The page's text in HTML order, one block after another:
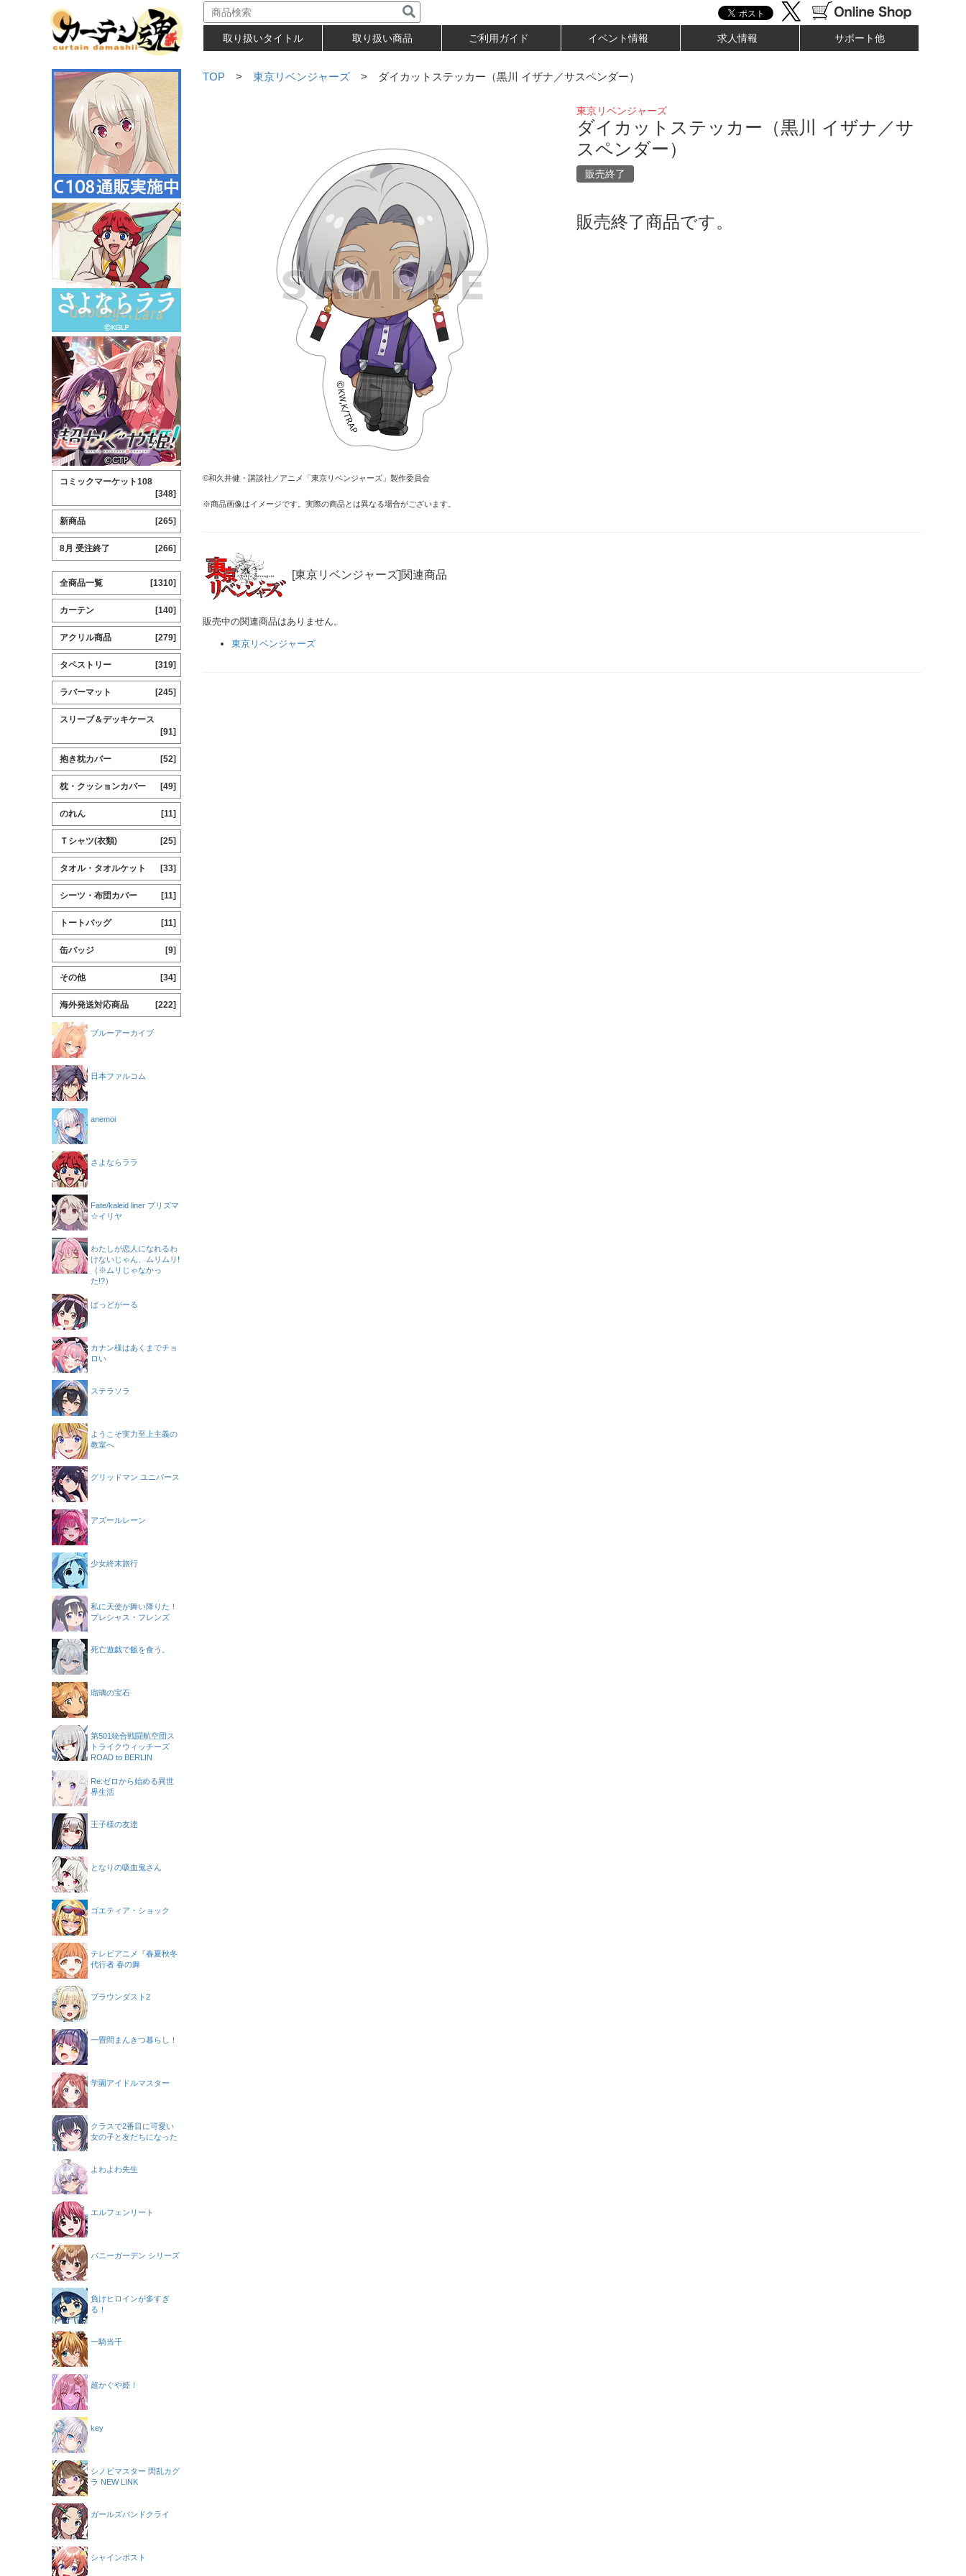
取り扱いタイトル 取り扱い商品 ご利用ガイド イベント情報 求人情報 サポート他
TOP > 東京リベンジャーズ > ダイカットステッカー（黒川 イザナ／サスペンダー）
©和久井健・講談社／アニメ「東京リベンジャーズ」製作委員会
※商品画像はイメージです。実際の商品とは異なる場合がございます。
東京リベンジャーズ
ダイカットステッカー（黒川 イザナ／サ
スペンダー）
販売終了
販売終了商品です。
[東京リベンジャーズ]関連商品
販売中の関連商品はありません。
東京リベンジャーズ
コミックマーケット108
[348]
新商品 [265]
8月 受注終了 [266]
全商品一覧 [1310]
カーテン [140]
アクリル商品 [279]
タペストリー [319]
ラバーマット [245]
スリーブ＆デッキケース
[91]
抱き枕カバー [52]
枕・クッションカバー [49]
のれん [11]
Ｔシャツ(衣類) [25]
タオル・タオルケット [33]
シーツ・布団カバー [11]
トートバッグ [11]
缶バッジ [9]
その他 [34]
海外発送対応商品 [222]
ブルーアーカイブ
日本ファルコム
anemoi
さよならララ
Fate/kaleid liner プリズマ
☆イリヤ
わたしが恋人になれるわ
けないじゃん、ムリムリ!
（※ムリじゃなかっ
た!?）
ばっどがーる
カナン様はあくまでチョ
ロい
ステラソラ
ようこそ実力至上主義の
教室へ
グリッドマン ユニバース
アズールレーン
少女終末旅行
私に天使が舞い降りた！
プレシャス・フレンズ
死亡遊戯で飯を食う。
瑠璃の宝石
第501統合戦闘航空団ス
トライクウィッチーズ
ROAD to BERLIN
Re:ゼロから始める異世
界生活
王子様の友達
となりの吸血鬼さん
ゴエティア・ショック
テレビアニメ『春夏秋冬
代行者 春の舞
ブラウンダスト2
一畳間まんきつ暮らし！
学園アイドルマスター
クラスで2番目に可愛い
女の子と友だちになった
よわよわ先生
エルフェンリート
バニーガーデン シリーズ
負けヒロインが多すぎ
る！
一騎当千
超かぐや姫！
key
シノビマスター 閃乱カグ
ラ NEW LINK
ガールズバンドクライ
シャインポスト